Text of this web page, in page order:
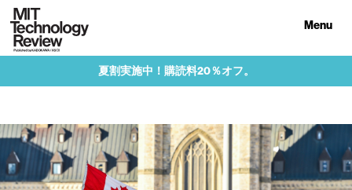
Menu
夏割実施中！購読料20％オフ。